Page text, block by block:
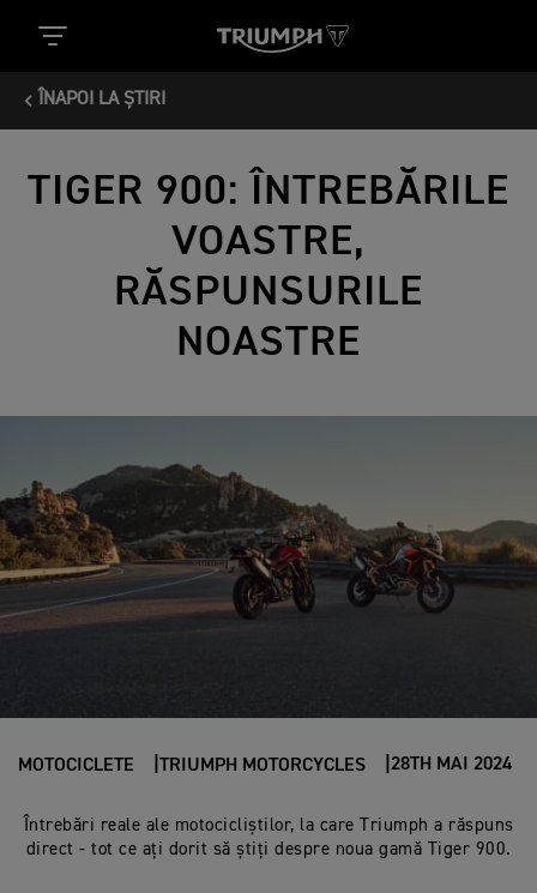
ÎNAPOI LA ȘTIRI
TIGER 900: ÎNTREBĂRILE
VOASTRE,
RĂSPUNSURILE
NOASTRE
MOTOCICLETE TRIUMPH MOTORCYCLES 28TH MAI 2024
Întrebări reale ale motocicliștilor, la care Triumph a răspuns
direct - tot ce ați dorit să știți despre noua gamă Tiger 900.